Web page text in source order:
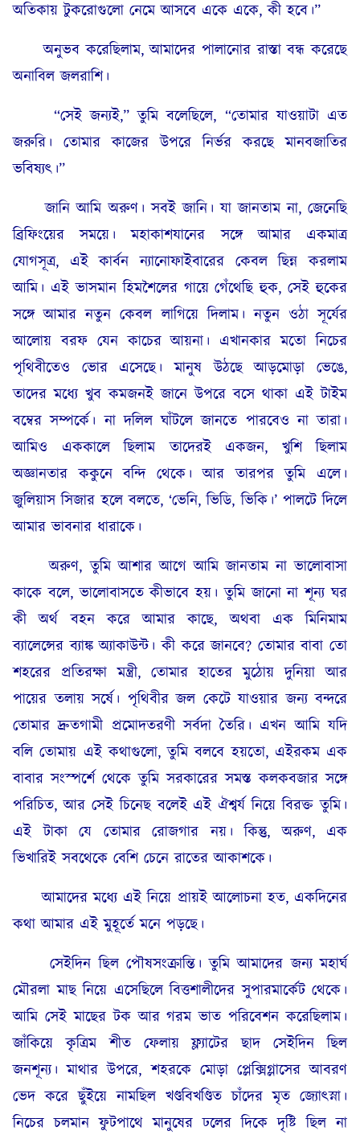
অতিকায় টুকরোগুলো নেমে আসবে একে একে, কী হবে।”
অনুভব করেছিলাম, আমাদের পালানোর রাস্তা বন্ধ করেছে
অনাবিল জলরাশি।
“সেই জন্যই,” তুমি বলেছিলে, “তোমার যাওয়াটা এত
জরুরি। তোমার কাজের উপরে নির্ভর করছে মানবজাতির
ভবিষ্যৎ।”
জানি আমি অরুণ। সবই জানি। যা জানতাম না, জেনেছি
ব্রিফিংয়ের সময়ে। মহাকাশযানের সঙ্গে আমার একমাত্র
যোগসূত্র, এই কার্বন ন্যানোফাইবারের কেবল ছিন্ন করলাম
আমি। এই ভাসমান হিমশৈলের গায়ে গেঁথেছি হুক, সেই হুকের
সঙ্গে আমার নতুন কেবল লাগিয়ে দিলাম। নতুন ওঠা সূর্যের
আলোয় বরফ যেন কাচের আয়না। এখানকার মতো নিচের
পৃথিবীতেও ভোর এসেছে। মানুষ উঠছে আড়মোড়া ভেঙে,
তাদের মধ্যে খুব কমজনই জানে উপরে বসে থাকা এই টাইম
বম্বের সম্পর্কে। না দলিল ঘাঁটলে জানতে পারবেও না তারা।
আমিও এককালে ছিলাম তাদেরই একজন, খুশি ছিলাম
অজ্ঞানতার ককুনে বন্দি থেকে। আর তারপর তুমি এলে।
জুলিয়াস সিজার হলে বলতে, ‘ভেনি, ভিডি, ভিকি।’ পালটে দিলে
আমার ভাবনার ধারাকে।
অরুণ, তুমি আশার আগে আমি জানতাম না ভালোবাসা
কাকে বলে, ভালোবাসতে কীভাবে হয়। তুমি জানো না শূন্য ঘর
কী অর্থ বহন করে আমার কাছে, অথবা এক মিনিমাম
ব্যালেন্সের ব্যাঙ্ক অ্যাকাউন্ট। কী করে জানবে? তোমার বাবা তো
শহরের প্রতিরক্ষা মন্ত্রী, তোমার হাতের মুঠোয় দুনিয়া আর
পায়ের তলায় সর্ষে। পৃথিবীর জল কেটে যাওয়ার জন্য বন্দরে
তোমার দ্রুতগামী প্রমোদতরণী সর্বদা তৈরি। এখন আমি যদি
বলি তোমায় এই কথাগুলো, তুমি বলবে হয়তো, এইরকম এক
বাবার সংস্পর্শে থেকে তুমি সরকারের সমস্ত কলকবজার সঙ্গে
পরিচিত, আর সেই চিনেছ বলেই এই ঐশ্বর্য নিয়ে বিরক্ত তুমি।
এই টাকা যে তোমার রোজগার নয়। কিন্তু, অরুণ, এক
ভিখারিই সবথেকে বেশি চেনে রাতের আকাশকে।
আমাদের মধ্যে এই নিয়ে প্রায়ই আলোচনা হত, একদিনের
কথা আমার এই মুহূর্তে মনে পড়ছে।
সেইদিন ছিল পৌষসংক্রান্তি। তুমি আমাদের জন্য মহার্ঘ
মৌরলা মাছ নিয়ে এসেছিলে বিত্তশালীদের সুপারমার্কেট থেকে।
আমি সেই মাছের টক আর গরম ভাত পরিবেশন করেছিলাম।
জাঁকিয়ে কৃত্রিম শীত ফেলায় ফ্ল্যাটের ছাদ সেইদিন ছিল
জনশূন্য। মাথার উপরে, শহরকে মোড়া প্লেক্সিগ্লাসের আবরণ
ভেদ করে ছুঁইয়ে নামছিল খণ্ডবিখণ্ডিত চাঁদের মৃত জ্যোৎস্না।
নিচের চলমান ফুটপাথে মানুষের ঢলের দিকে দৃষ্টি ছিল না